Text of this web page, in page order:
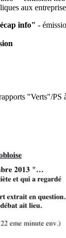
aux
info" -
"Verts"/